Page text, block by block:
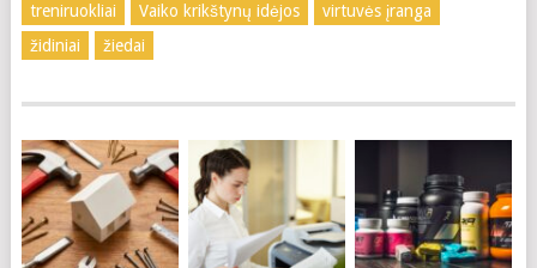
treniruokliai
Vaiko krikštynų idėjos
virtuvės įranga
židiniai
žiedai